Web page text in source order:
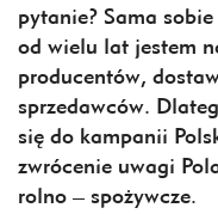
pytanie? Sama
od wielu lat jestem
producentów,
sprzedawców.
się do kampanii
zwrócenie uwagi
rolno – spożywcze.